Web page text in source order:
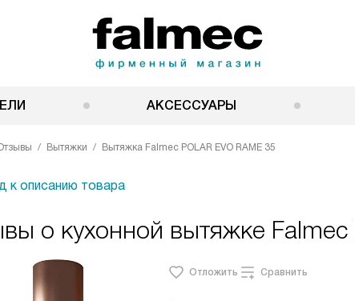
АКСЕССУАРЫ
Вытяжки Вытяжка Falmec POLAR EVO RAME 35
к описанию товара
о кухонной вытяжке Falmec
Отложить Сравнить